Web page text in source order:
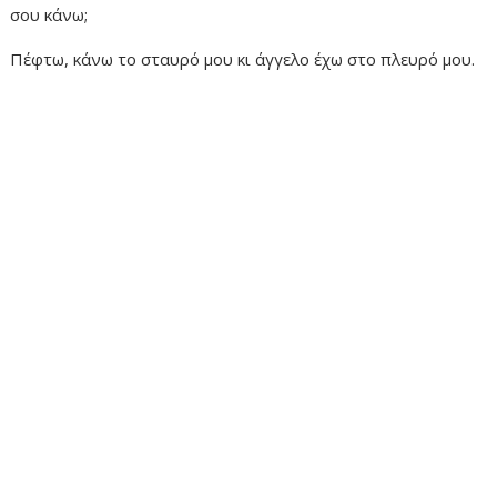
σου κάνω;
Πέφτω, κάνω το σταυρό μου κι άγγελο έχω στο πλευρό μου.